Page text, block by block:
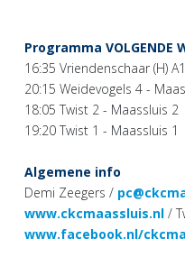
Programma VOLGENDE
16:35 Vriendenschaar (H)
20:15 Weidevogels 4 -
18:05 Twist 2 - Maassluis 2
19:20 Twist 1 - Maassluis 1
Algemene info
Demi Zeegers /
www.ckcmaassluis.nl /
www.facebook.nl/